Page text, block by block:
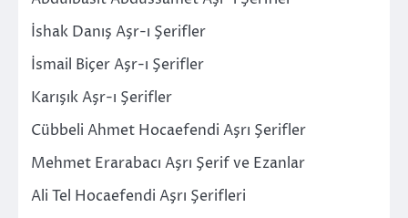
İshak Danış Aşr-ı Şerifler
İsmail Biçer Aşr-ı Şerifler
Karışık Aşr-ı Şerifler
Cübbeli Ahmet Hocaefendi Aşrı Şerifler
Mehmet Erarabacı Aşrı Şerif ve Ezanlar
Ali Tel Hocaefendi Aşrı Şerifleri